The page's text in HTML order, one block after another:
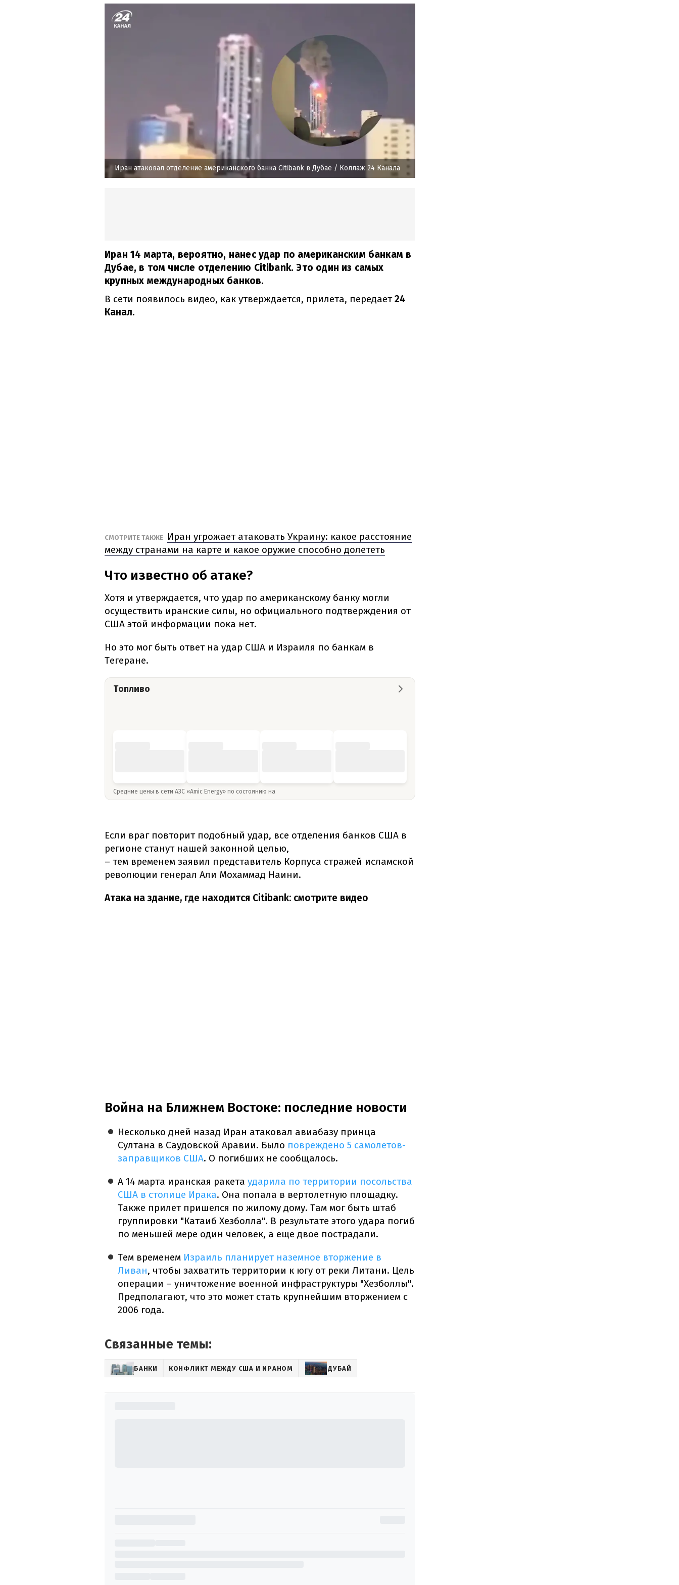
Иран атаковал отделение американского банка Citibank в Дубае / Коллаж 24 Канала
Иран 14 марта, вероятно, нанес удар по американским банкам в
Дубае, в том числе отделению Citibank. Это один из самых
крупных международных банков.
В сети появилось видео, как утверждается, прилета, передает24
Канал.
СМОТРИТЕ ТАКЖЕ
Иран угрожает атаковать Украину: какое расстояние
между странами на карте и какое оружие способно долететь
Что известно об атаке?
Хотя и утверждается, что удар по американскому банку могли
осуществить иранские силы, но официального подтверждения от
США этой информации пока нет.
Но это мог быть ответ на удар США и Израиля по банкам в
Тегеране.
Топливо
Средние цены в сети АЗС «Amic Energy» по состоянию на
Если враг повторит подобный удар, все отделения банков США в
регионе станут нашей законной целью,
– тем временем заявил представитель Корпуса стражей исламской
революции генерал Али Мохаммад Наини.
Атака на здание, где находится Citibank: смотрите видео
Война на Ближнем Востоке: последние новости
Несколько дней назад Иран атаковал авиабазу принца
Султана в Саудовской Аравии. Было повреждено 5 самолетов-
заправщиков США. О погибших не сообщалось.
А 14 марта иранская ракета ударила по территории посольства
США в столице Ирака. Она попала в вертолетную площадку.
Также прилет пришелся по жилому дому. Там мог быть штаб
группировки "Катаиб Хезболла". В результате этого удара погиб
по меньшей мере один человек, а еще двое пострадали.
Тем временем Израиль планирует наземное вторжение в
Ливан, чтобы захватить территории к югу от реки Литани. Цель
операции – уничтожение военной инфраструктуры "Хезболлы".
Предполагают, что это может стать крупнейшим вторжением с
2006 года.
Связанные темы:
БАНКИ КОНФЛИКТ МЕЖДУ США И ИРАНОМ ДУБАЙ